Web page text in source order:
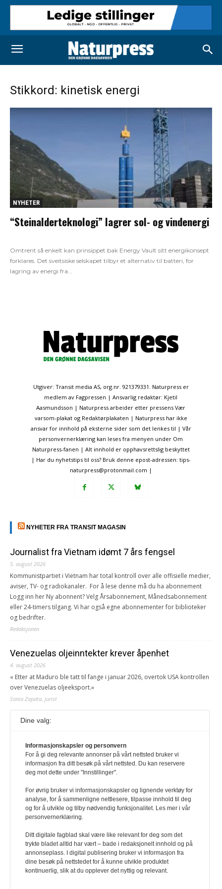
Stikkord: kinetisk energi
NYHETER
“Steinalderteknologi” lagrer sol- og vindenergi
Omtrent så enkelt kan prinsippet bak Energy Vault sitt energikonsept
forklares. Det sveitsiske selskapet tilbyr et alternativ til batteri, for
lagring av energi fra...
Utgiver: Transit media AS, org.nr. 921379331. Naturpress er
medlem av Fagpressen | Ansvarlig redaktør: Kjetil
Aasmundsson | Naturpress arbeider etter pressens Vær
varsom-plakat og Redaktørplakaten | Naturpress har ikke
ansvar for innhold på eksterne sider som det lenkes til | Vår
personvernerklæring kan leses fra menyen under Om
Naturpress-fanen | Alt innhold er opphavsrettslig beskyttet
| Har du nyhetstips til oss? Bruk denne epost-adressen: tips-
naturpress@protonmail.com |
NYHETER FRA TRANSIT MAGASIN
Journalist fra Vietnam idømt 7 års fengsel
5. august 2026
Kommunistpartiet i Vietnam har total kontroll over alle offisielle medier,
aviser, TV- og radiokanaler. For å lese denne må du ha abonnement
Logg inn her Ny abonnent? Velg Årsabonnement, Månedsabonnement
eller 24-timers tilgang. Vi har også egne abonnementer for biblioteker
og bedrifter.
Redaksjonen
Venezuelas oljeinntekter krever åpenhet
4. august 2026
« Etter at Maduro ble tatt til fange i januar 2026, overtok USA kontrollen
over Venezuelas oljeeksport.»
Sonia Zapata, jurist
117,8 millioner er på flukt, en nedgang fra forrige
1. august 2026
Ville ha tilsvart verdens trettende største land i folketall. For å lese
denne må du ha abonnement Logg inn her Ny abonnent? Velg
også egne abonnementer for biblioteker og bedrifter.
Redaksjonen
Dine valg:
Informasjonskapsler og personvern
For å gi deg relevante annonser på vårt nettsted bruker vi
informasjon fra ditt besøk på vårt nettsted. Du kan reservere
deg mot dette under "Innstillinger".
For øvrig bruker vi informasjonskapsler og lignende verktøy for
analyse, for å sammenligne nettlesere, tilpasse innhold til deg
og for å utvikle og tilby nødvendig funksjonalitet. Les mer i vår
personvernerklæring.
Ditt digitale fagblad skal være like relevant for deg som det
trykte bladet alltid har vært – bade i redaksjonelt innhold og på
annonseplass. I digital publisering bruker vi informasjon fra
dine besøk på nettstedet for å kunne utvikle produktet
kontinuerlig, slik at du opplever det nyttig og relevant.